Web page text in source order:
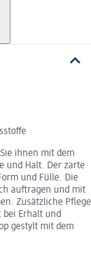
ihnen mit dem
und Halt. Der zarte
und Fülle. Die
auftragen und mit
Zusätzliche Pflege
bei Erhalt und
gestylt mit dem